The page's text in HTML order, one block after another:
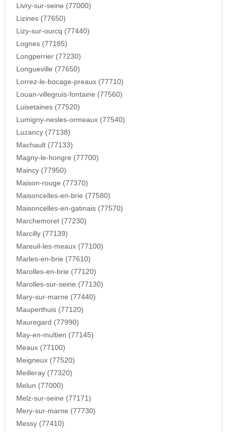
Livry-sur-seine (77000)
Lizines (77650)
Lizy-sur-ourcq (77440)
Lognes (77185)
Longperrier (77230)
Longueville (77650)
Lorrez-le-bocage-preaux (77710)
Louan-villegruis-fontaine (77560)
Luisetaines (77520)
Lumigny-nesles-ormeaux (77540)
Luzancy (77138)
Machault (77133)
Magny-le-hongre (77700)
Maincy (77950)
Maison-rouge (77370)
Maisoncelles-en-brie (77580)
Maisoncelles-en-gatinais (77570)
Marchemoret (77230)
Marcilly (77139)
Mareuil-les-meaux (77100)
Marles-en-brie (77610)
Marolles-en-brie (77120)
Marolles-sur-seine (77130)
Mary-sur-marne (77440)
Mauperthuis (77120)
Mauregard (77990)
May-en-multien (77145)
Meaux (77100)
Meigneux (77520)
Meilleray (77320)
Melun (77000)
Melz-sur-seine (77171)
Mery-sur-marne (77730)
Messy (77410)